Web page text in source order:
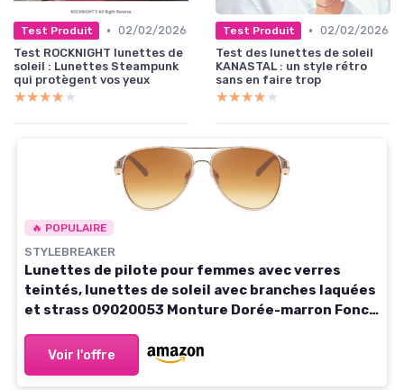
Test Produit • 02/02/2026
Test ROCKNIGHT lunettes de
soleil : Lunettes Steampunk
qui protègent vos yeux
★★★★★
★★★★★
Test Produit • 02/02/2026
Test des lunettes de soleil
KANASTAL : un style rétro
sans en faire trop
★★★★★
★★★★★
🔥 POPULAIRE
STYLEBREAKER
Lunettes de pilote pour femmes avec verres
teintés, lunettes de soleil avec branches laquées
et strass 09020053 Monture Dorée-marron Foncé
Voir l'offre